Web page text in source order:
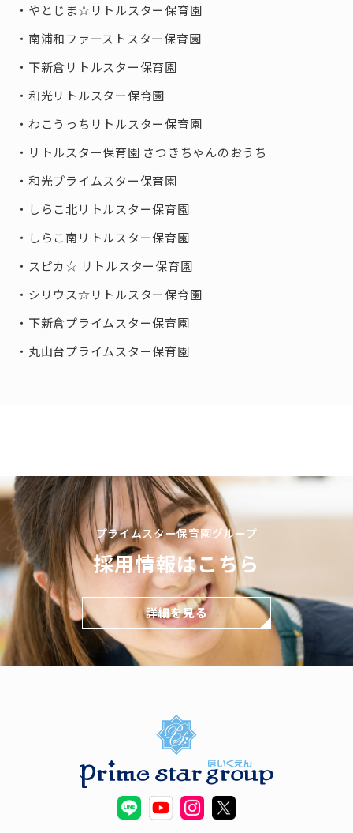
やとじま☆リトルスター保育園
南浦和ファーストスター保育園
下新倉リトルスター保育園
和光リトルスター保育園
わこうっちリトルスター保育園
リトルスター保育園 さつきちゃんのおうち
和光プライムスター保育園
しらこ北リトルスター保育園
しらこ南リトルスター保育園
スピカ☆ リトルスター保育園
シリウス☆リトルスター保育園
下新倉プライムスター保育園
丸山台プライムスター保育園
プライムスター保育園グループ
採用情報はこちら
詳細を見る